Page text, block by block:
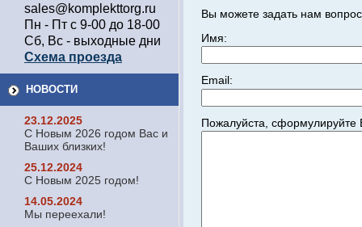
sales@komplekttorg.ru
Пн - Пт с 9-00 до 18-00
Сб, Вс - выходные дни
Схема проезда
НОВОСТИ
23.12.2025
С Новым 2026 годом Вас и
Ваших близких!
25.12.2024
С Новым 2025 годом!
14.05.2024
Мы переехали!
Вы можете задать нам
Имя:
Email:
Пожалуйста,